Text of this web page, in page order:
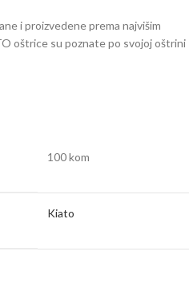
i proizvedene prema najvišim
oštrice su poznate po svojoj oštrini
100 kom
Kiato